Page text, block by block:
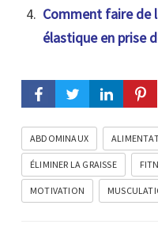
Comment faire de
élastique en prise
ABDOMINAUX
ÉLIMINER LA GRAISSE
MOTIVATION